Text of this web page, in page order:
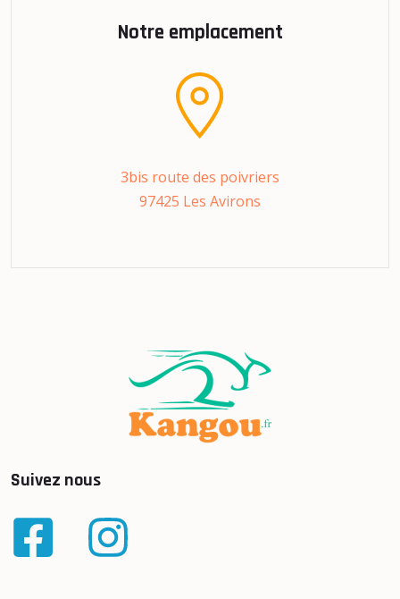
Notre emplacement
3bis route des poivriers
97425 Les Avirons
Suivez nous